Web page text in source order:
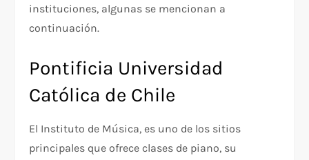
instituciones, algunas se mencionan a
continuación.
Pontificia Universidad
Católica de Chile
El Instituto de Música, es uno de los sitios
principales que ofrece clases de piano, su